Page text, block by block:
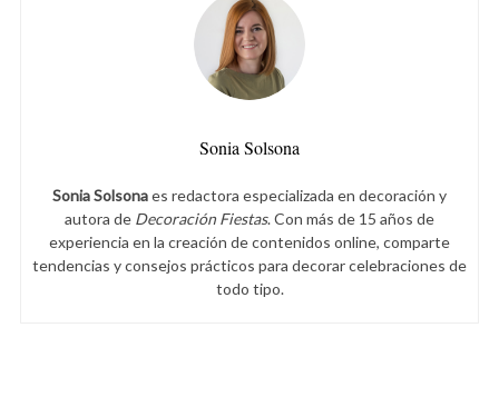
Sonia Solsona
Sonia Solsonaes redactora especializada en decoración y
autora de Decoración Fiestas. Con más de 15 años de
experiencia en la creación de contenidos online, comparte
tendencias y consejos prácticos para decorar celebraciones de
todo tipo.
o
r
: